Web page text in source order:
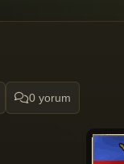
0 yorum